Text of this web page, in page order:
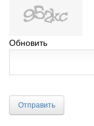
Обновить
Отправить